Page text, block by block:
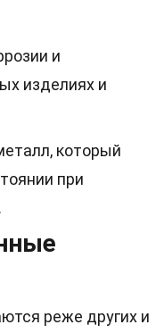
и
изделиях и
который
при
реже других и